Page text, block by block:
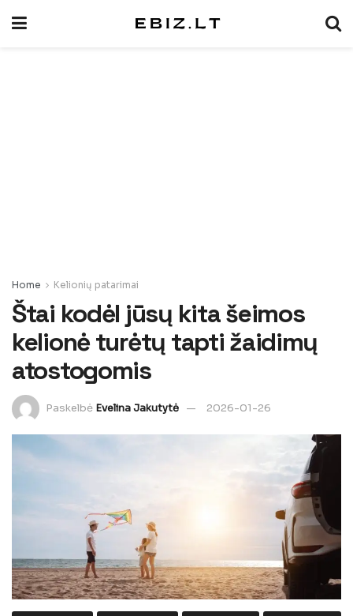
Home Kelionių patarimai
Štai kodėl jūsų kita šeimos
kelionė turėtų tapti žaidimų
atostogomis
Paskelbė Evelina Jakutytė 2026-01-26